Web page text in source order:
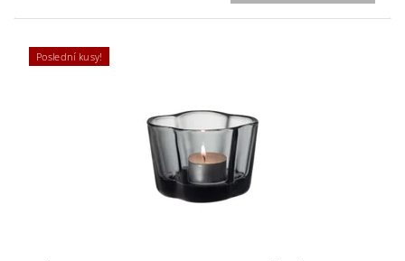
Poslední kusy!